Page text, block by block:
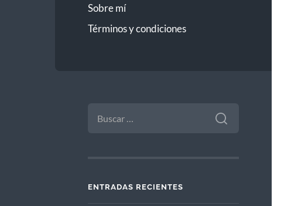
Sobre mí
Términos y condiciones
ENTRADAS RECIENTES